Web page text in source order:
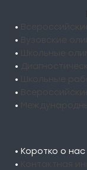
•
•
•
•
•
•
•
• Коротко о нас
•